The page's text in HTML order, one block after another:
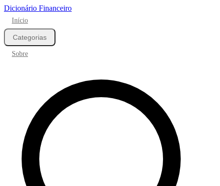
Dicionário Financeiro
Início
Categorias
Sobre